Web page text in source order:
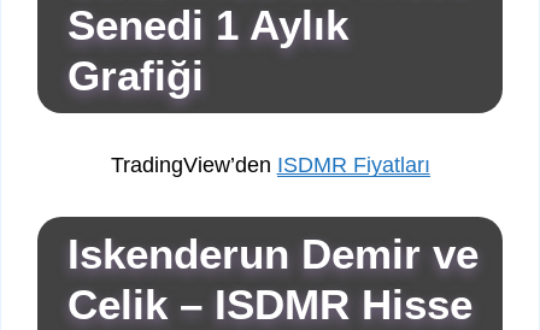
Senedi 1 Aylık
Grafiği
TradingView’den ISDMR Fiyatları
Iskenderun Demir ve
Celik – ISDMR Hisse